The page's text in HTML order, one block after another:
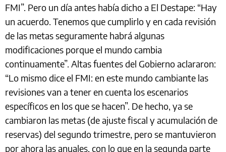
FMI”. Pero un día antes había dicho a El Destape: “Hay
un acuerdo. Tenemos que cumplirlo y en cada revisión
de las metas seguramente habrá algunas
modificaciones porque el mundo cambia
continuamente”. Altas fuentes del Gobierno aclararon:
“Lo mismo dice el FMI: en este mundo cambiante las
revisiones van a tener en cuenta los escenarios
específicos en los que se hacen”. De hecho, ya se
cambiaron las metas (de ajuste fiscal y acumulación de
reservas) del segundo trimestre, pero se mantuvieron
por ahora las anuales, con lo que en la segunda parte